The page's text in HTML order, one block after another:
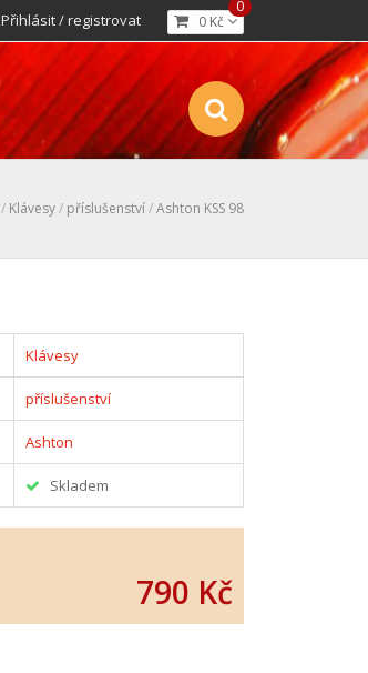
0 Kč
0
Přihlásit / registrovat
/ Klávesy/ příslušenství/Ashton KSS 98
Klávesy
příslušenství
Ashton
Skladem
790 Kč